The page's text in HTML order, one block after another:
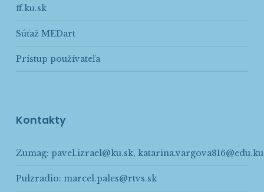
ff.ku.sk
Súťaž MEDart
Prístup používateľa
Kontakty
Zumag: pavel.izrael@ku.sk,
Pulzradio: marcel.pales@rtvs.sk